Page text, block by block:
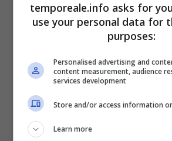
potranno risultare anche
violenti, accompagnati da
legge.
Lo scenario si presenterà
migliore al Sud, ma anche nella
meridionale dell’Italia non
temporeale.info asks for
use your personal data for
purposes:
Personalised advertising and
content measurement, audience
services development
Store and/or access information
Learn more